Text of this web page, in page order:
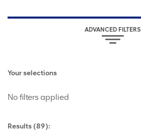
ADVANCED FILTERS
Your selections
No filters applied
Results (89):